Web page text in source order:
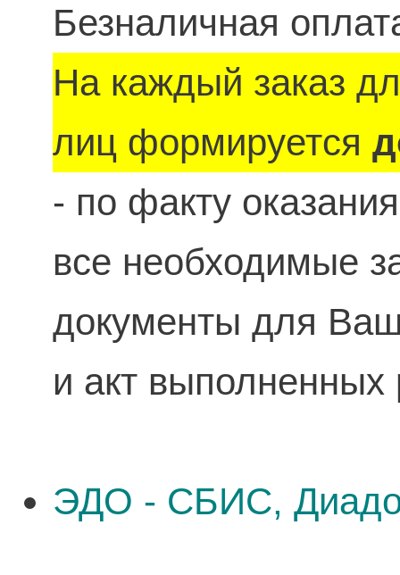
Безналичная
На каждый заказ
лиц формируется
- по факту
все необходимые
документы для
и акт выполненных
ЭДО - СБИС,